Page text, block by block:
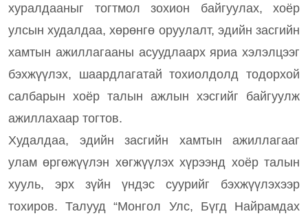
хуралдааныг тогтмол зохион байгуулах, хоёр
улсын худалдаа, хөрөнгө оруулалт, эдийн засгийн
хамтын ажиллагааны асуудлаарх яриа хэлэлцээг
бэхжүүлэх, шаардлагатай тохиолдолд тодорхой
салбарын хоёр талын ажлын хэсгийг байгуулж
ажиллахаар тогтов.
Худалдаа, эдийн засгийн хамтын ажиллагааг
улам өргөжүүлэн хөгжүүлэх хүрээнд хоёр талын
хууль, эрх зүйн үндэс суурийг бэхжүүлэхээр
тохиров. Талууд “Монгол Улс, Бүгд Найрамдах